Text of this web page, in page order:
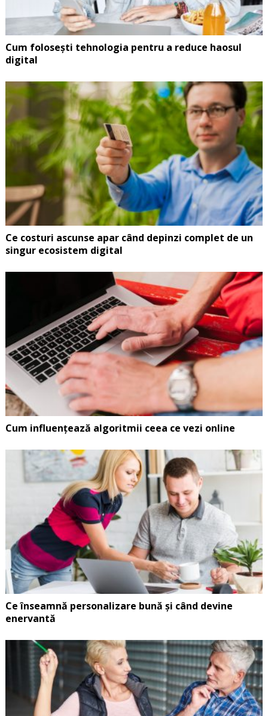
Cum folosești tehnologia pentru a reduce haosul
digital
Ce costuri ascunse apar când depinzi complet de un
singur ecosistem digital
Cum influențează algoritmii ceea ce vezi online
Ce înseamnă personalizare bună și când devine
enervantă